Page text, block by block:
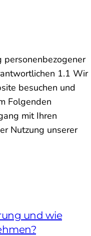
personenbezogener
1.1 Wir
besuchen und
Folgenden
mit Ihren
Nutzung unserer
und wie